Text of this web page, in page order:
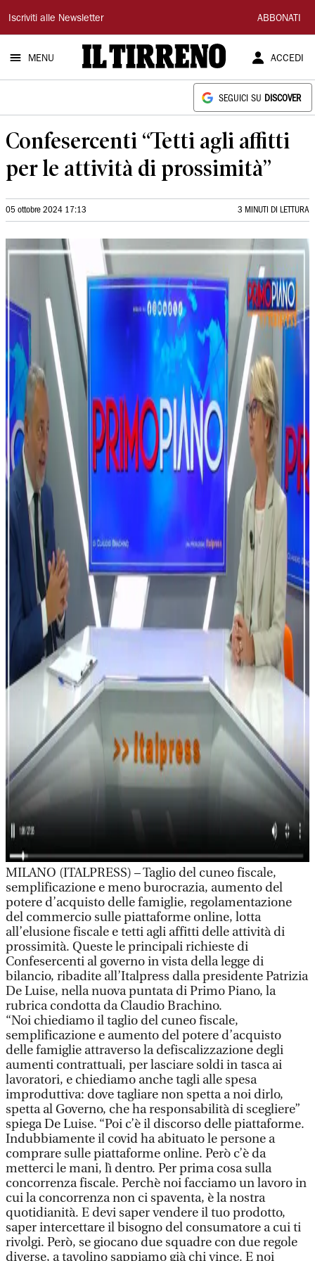
Il
Tirreno
Iscriviti alle Newsletter ABBONATI
MENU ACCEDI
SEGUICI SU DISCOVER
Confesercenti “Tetti agli affitti
per le attività di prossimità”
05 ottobre 2024 17:13 3 MINUTI DI LETTURA
MILANO (ITALPRESS) – Taglio del cuneo fiscale,
semplificazione e meno burocrazia, aumento del
potere d’acquisto delle famiglie, regolamentazione
del commercio sulle piattaforme online, lotta
all’elusione fiscale e tetti agli affitti delle attività di
prossimità. Queste le principali richieste di
Confesercenti al governo in vista della legge di
bilancio, ribadite all’Italpress dalla presidente Patrizia
De Luise, nella nuova puntata di Primo Piano, la
rubrica condotta da Claudio Brachino.
“Noi chiediamo il taglio del cuneo fiscale,
semplificazione e aumento del potere d’acquisto
delle famiglie attraverso la defiscalizzazione degli
aumenti contrattuali, per lasciare soldi in tasca ai
lavoratori, e chiediamo anche tagli alle spesa
improduttiva: dove tagliare non spetta a noi dirlo,
spetta al Governo, che ha responsabilità di scegliere”
spiega De Luise. “Poi c’è il discorso delle piattaforme.
Indubbiamente il covid ha abituato le persone a
comprare sulle piattaforme online. Però c’è da
metterci le mani, lì dentro. Per prima cosa sulla
concorrenza fiscale. Perchè noi facciamo un lavoro in
cui la concorrenza non ci spaventa, è la nostra
quotidianità. E devi saper vendere il tuo prodotto,
saper intercettare il bisogno del consumatore a cui ti
rivolgi. Però, se giocano due squadre con due regole
diverse, a tavolino sappiamo già chi vince. E noi